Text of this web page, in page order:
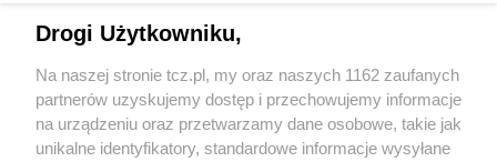
Drogi Użytkowniku,
Na naszej stronie tcz.pl, my oraz naszych 1162 zaufanych
partnerów uzyskujemy dostęp i przechowujemy informacje
na urządzeniu oraz przetwarzamy dane osobowe, takie jak
unikalne identyfikatory, standardowe informacje wysyłane